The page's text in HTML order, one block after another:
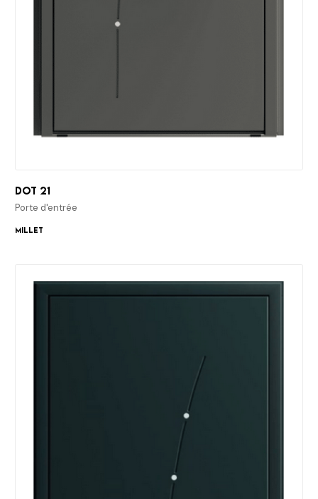
Dot 21
Porte d'entrée
Millet